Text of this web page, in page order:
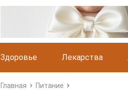
Здоровье Лекарства
Главная Питание